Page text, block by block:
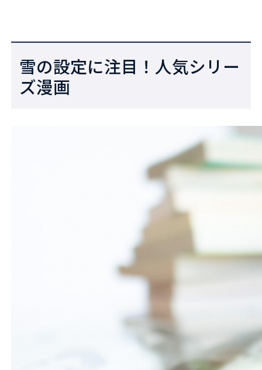
雪の設定に注目！人気シリー
ズ漫画